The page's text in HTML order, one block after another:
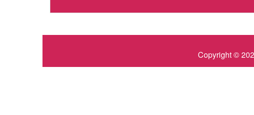
Copyright ©